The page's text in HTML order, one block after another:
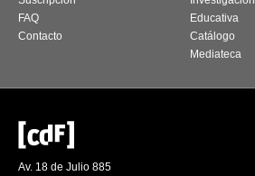
FAQ
Contacto
Educativa
Catálogo
Mediateca
Av. 18 de Julio 885